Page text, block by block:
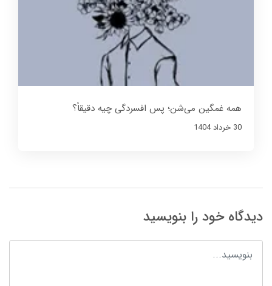
همه غمگین می‌شن؛ پس افسردگی چیه دقیقاً؟
30 خرداد 1404
دیدگاه خود را بنویسید